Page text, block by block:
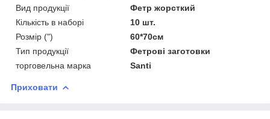
Вид продукції
Фетр жорсткий
Кількість в наборі
10 шт.
Розмір (")
60*70см
Тип продукції
Фетрові заготовки
торговельна марка
Santi
Приховати